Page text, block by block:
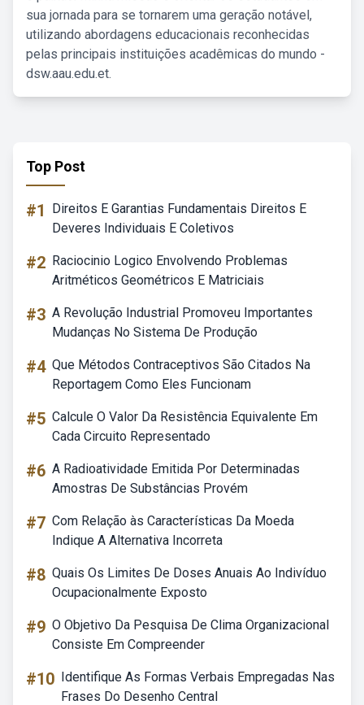
sua jornada para se tornarem uma geração notável,
utilizando abordagens educacionais reconhecidas
pelas principais instituições acadêmicas do mundo -
dsw.aau.edu.et.
Top Post
#1
Direitos E Garantias Fundamentais Direitos E
Deveres Individuais E Coletivos
#2 Raciocinio Logico Envolvendo Problemas
Aritméticos Geométricos E Matriciais
#3 A Revolução Industrial Promoveu Importantes
Mudanças No Sistema De Produção
#4 Que Métodos Contraceptivos São Citados Na
Reportagem Como Eles Funcionam
#5 Calcule O Valor Da Resistência Equivalente Em
Cada Circuito Representado
#6 A Radioatividade Emitida Por Determinadas
Amostras De Substâncias Provém
#7 Com Relação às Características Da Moeda
Indique A Alternativa Incorreta
#8 Quais Os Limites De Doses Anuais Ao Indivíduo
Ocupacionalmente Exposto
#9 O Objetivo Da Pesquisa De Clima Organizacional
Consiste Em Compreender
#10 Identifique As Formas Verbais Empregadas Nas
Frases Do Desenho Central